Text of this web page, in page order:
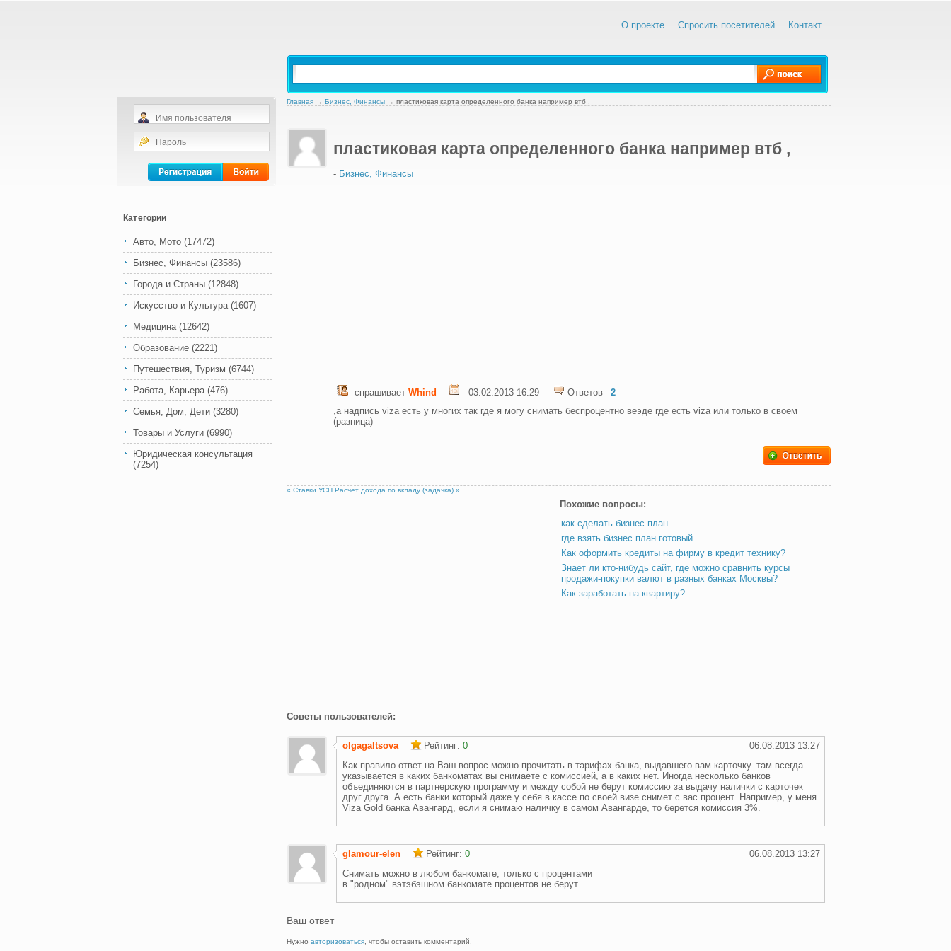
О проекте Спросить посетителей Контакт
Категории
Авто, Мото (17472)
Бизнес, Финансы (23586)
Города и Страны (12848)
Искусство и Культура (1607)
Медицина (12642)
Образование (2221)
Путешествия, Туризм (6744)
Работа, Карьера (476)
Семья, Дом, Дети (3280)
Товары и Услуги (6990)
Юридическая консультация
(7254)
Главная → Бизнес, Финансы → пластиковая карта определенного банка например втб ,
пластиковая карта определенного банка например втб ,
- Бизнес, Финансы
спрашивает Whind 03.02.2013 16:29 Ответов
2
,а надпись viza есть у многих так где я могу снимать беспроцентно веэде где есть viza или только в своем
(разница)
« Ставки УСН Расчет дохода по вкладу (задачка) »
Похожие вопросы:
как сделать бизнес план
где взять бизнес план готовый
Как оформить кредиты на фирму в кредит технику?
Знает ли кто-нибудь сайт, где можно сравнить курсы
продажи-покупки валют в разных банках Москвы?
Как заработать на квартиру?
Советы пользователей:
olgagaltsova Рейтинг: 0
06.08.2013 13:27
Как правило ответ на Ваш вопрос можно прочитать в тарифах банка, выдавшего вам карточку. там всегда
указывается в каких банкоматах вы снимаете с комиссией, а в каких нет. Иногда несколько банков
объединяются в партнерскую программу и между собой не берут комиссию за выдачу налички с карточек
друг друга. А есть банки который даже у себя в кассе по своей визе снимет с вас процент. Например, у меня
Viza Gold банка Авангард, если я снимаю наличку в самом Авангарде, то берется комиссия 3%.
glamour-elen Рейтинг: 0
06.08.2013 13:27
Снимать можно в любом банкомате, только с процентами
в "родном" вэтэбэшном банкомате процентов не берут
Ваш ответ
Нужно авторизоваться , чтобы оставить комментарий.